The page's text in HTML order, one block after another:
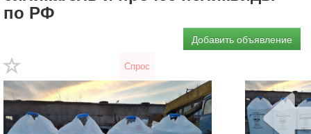
по РФ
Добавить объявление
Спрос